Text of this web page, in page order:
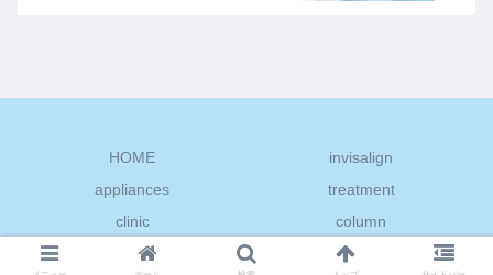
HOME
invisalign
appliances
treatment
clinic
column
© 2022 デンタル←レスキュー.